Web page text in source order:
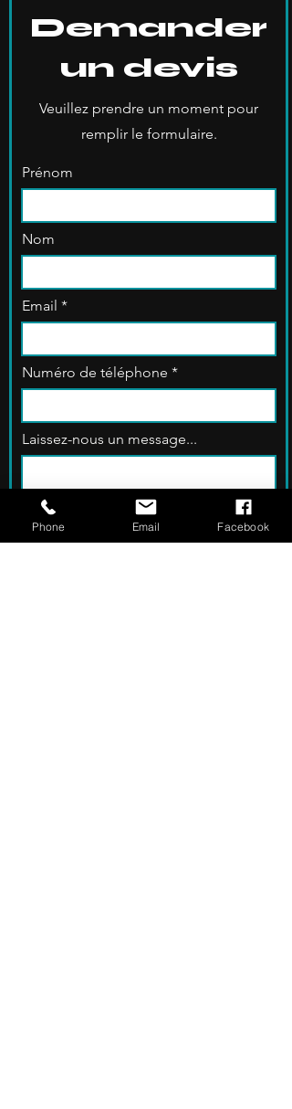
Demander
un devis
Veuillez prendre un moment pour
remplir le formulaire.
Prénom
Nom
Email
Numéro de téléphone
Laissez-nous un message...
Phone Email Facebook